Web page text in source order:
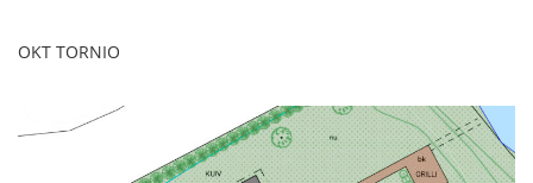
OKT TORNIO